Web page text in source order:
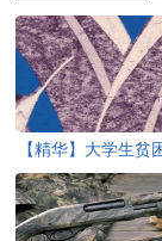
【精华】大学生贫
锦集5篇